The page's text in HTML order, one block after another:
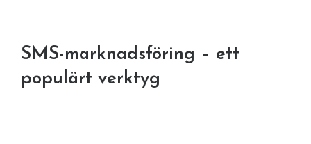
SMS-marknadsföring – ett
populärt verktyg